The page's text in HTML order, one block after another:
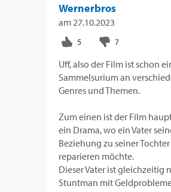
Wernerbros
am 27.10.2023
Uff, also der Film ist schon
Sammelsurium an
Genres und Themen.
Zum einen ist der Film
ein Drama, wo ein Vater
Beziehung zu seiner Tochter
reparieren möchte.
Dieser Vater ist gleichzeitig
Stuntman mit